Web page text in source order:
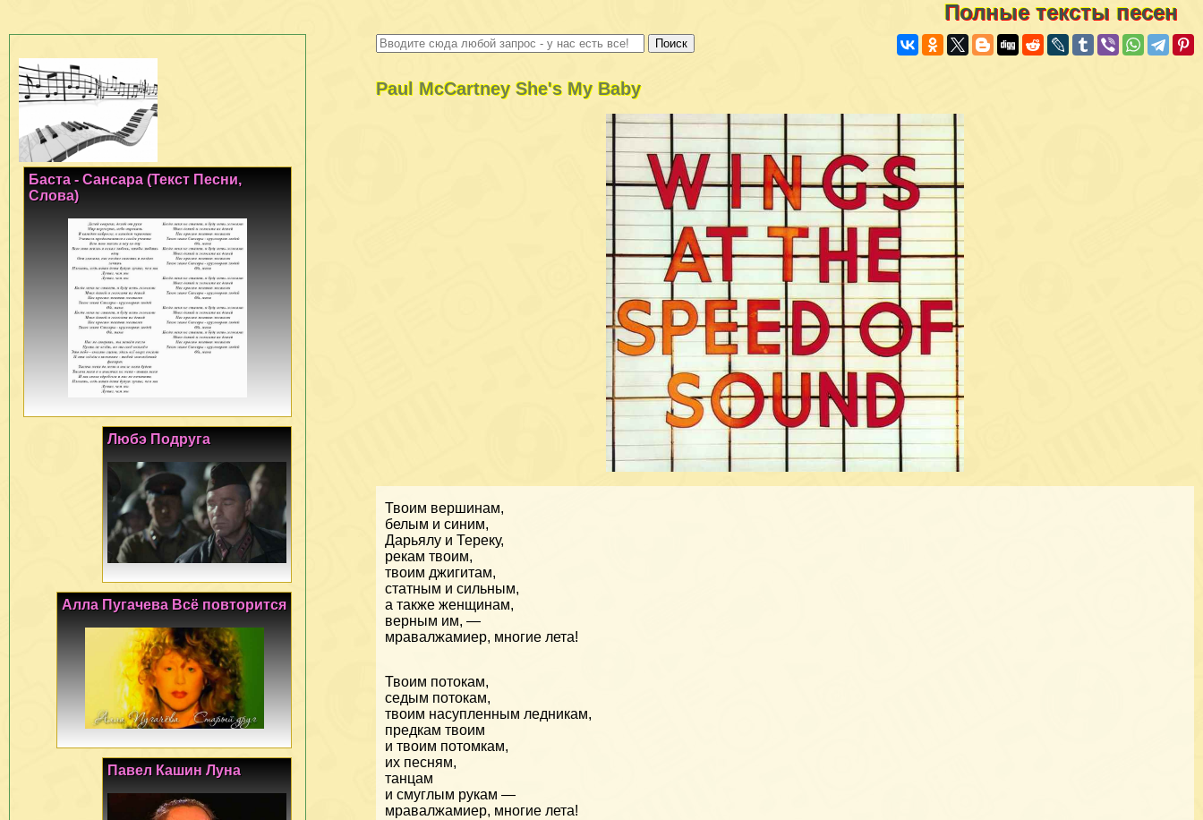
Полные тексты песен
Paul McCartney She's My Baby
Твоим вершинам,
белым и синим,
Дарьялу и Тереку,
рекам твоим,
твоим джигитам,
статным и сильным,
а также женщинам,
верным им, —
мравалжамиер, многие лета!
Твоим потокам,
седым потокам,
твоим насупленным ледникам,
предкам твоим
и твоим потомкам,
их песням,
танцам
и смуглым рукам —
мравалжамиер, многие лета!
Баста - Сансара (Текст Песни,
Слова)
Любэ Подруга
Алла Пугачева Всё повторится
Павел Кашин Луна